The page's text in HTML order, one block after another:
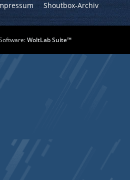
Shoutbox-Archiv
WoltLab Suite™